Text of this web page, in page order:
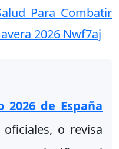
Para Combatir
2026 Nwf7aj
2026 de España
o revisa